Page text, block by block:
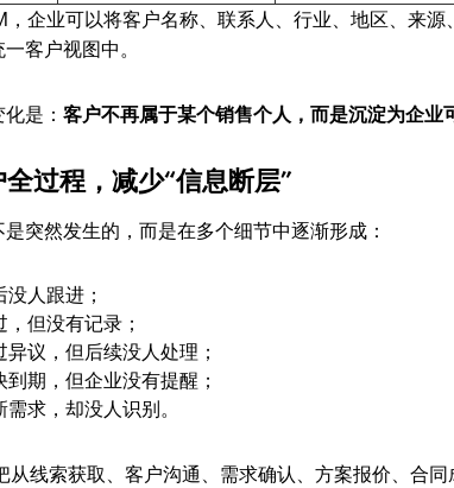
，企业可以将客户名称、联系人、行业、地区、来
客户视图中。
化是：客户不再属于某个销售个人，而是沉淀为企业
过程，减少“信息断层”
突然发生的，而是在多个细节中逐渐形成：
人跟进；
但没有记录；
异议，但后续没人处理；
到期，但企业没有提醒；
求，却没人识别。
从线索获取、客户沟通、需求确认、方案报价、合